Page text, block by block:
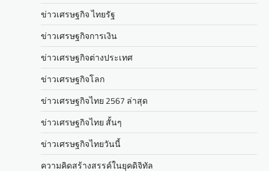
ข่าวเศรษฐกิจ ไทยรัฐ
ข่าวเศรษฐกิจการเงิน
ข่าวเศรษฐกิจต่างประเทศ
ข่าวเศรษฐกิจโลก
ข่าวเศรษฐกิจไทย 2567 ล่าสุด
ข่าวเศรษฐกิจไทย สั้นๆ
ข่าวเศรษฐกิจไทยวันนี้
ความคิดสร้างสรรค์ในยุคดิจิทัล